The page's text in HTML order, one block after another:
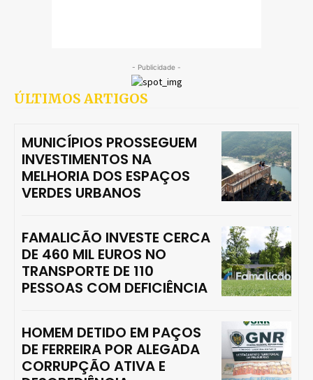
- Publicidade -
ÚLTIMOS ARTIGOS
MUNICÍPIOS PROSSEGUEM
INVESTIMENTOS NA
MELHORIA DOS ESPAÇOS
VERDES URBANOS
FAMALICÃO INVESTE CERCA
DE 460 MIL EUROS NO
TRANSPORTE DE 110
PESSOAS COM DEFICIÊNCIA
HOMEM DETIDO EM PAÇOS
DE FERREIRA POR ALEGADA
CORRUPÇÃO ATIVA E